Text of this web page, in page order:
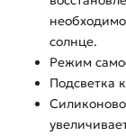
солнце.
Режим
Подсветка